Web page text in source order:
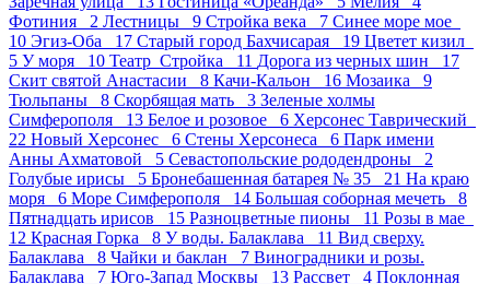
Фотиния 2 Лестницы 9 Стройка века 7 Синее море мое
10 Эгиз-Оба 17 Старый город Бахчисарая 19 Цветет кизил
5 У моря 10 Театр_Стройка 11 Дорога из черных шин 17
Скит святой Анастасии 8 Качи-Кальон 16 Мозаика 9
Тюльпаны 8 Скорбящая мать 3 Зеленые холмы
Симферополя 13 Белое и розовое 6 Херсонес Таврический
22 Новый Херсонес 6 Стены Херсонеса 6 Парк имени
Анны Ахматовой 5 Севастопольские рододендроны 2
Голубые ирисы 5 Бронебашенная батарея № 35 21 На краю
моря 6 Море Симферополя 14 Большая соборная мечеть 8
Пятнадцать ирисов 15 Разноцветные пионы 11 Розы в мае
12 Красная Горка 8 У воды. Балаклава 11 Вид сверху.
Балаклава 8 Чайки и баклан 7 Виноградники и розы.
Балаклава 7 Юго-Запад Москвы 13 Рассвет 4 Поклонная